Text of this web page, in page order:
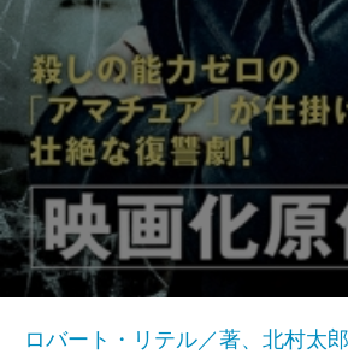
ロバート・リテル／著、北村太